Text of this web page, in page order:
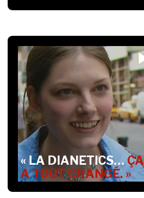
« LA DIANETICS…ÇA
A TOUT CHANGÉ. »